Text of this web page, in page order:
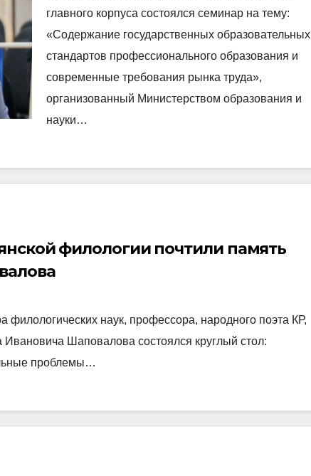
главного корпуса состоялся семинар на тему:
«Содержание государственных образовательных
стандартов профессионального образования и
современные требования рынка труда»,
организованный Министерством образования и
науки…
филологии почтили память
филологических наук, профессора, народного поэта КР,
Шаповалова состоялся круглый стол:
проблемы…